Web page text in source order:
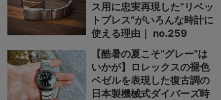
ス用に忠実再現した“リベッ
トブレス”がいろんな時計に
使える理由｜ no.259
【酷暑の夏こそ“グレー”は
いかが】ロレックスの褪色
ベゼルを表現した復古調の
日本製機械式ダイバーズ時